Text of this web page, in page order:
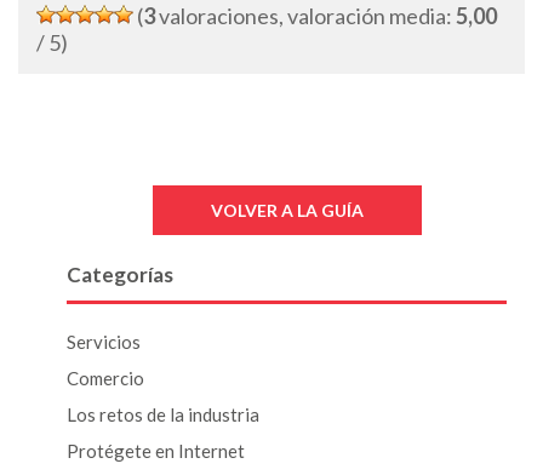
(3valoraciones, valoración media:5,00
/ 5)
VOLVER A LA GUÍA
Categorías
Servicios
Comercio
Los retos de la industria
Protégete en Internet